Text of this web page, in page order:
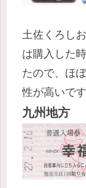
土佐くろし
は購入した
たので、ほ
性が高いです
九州地方